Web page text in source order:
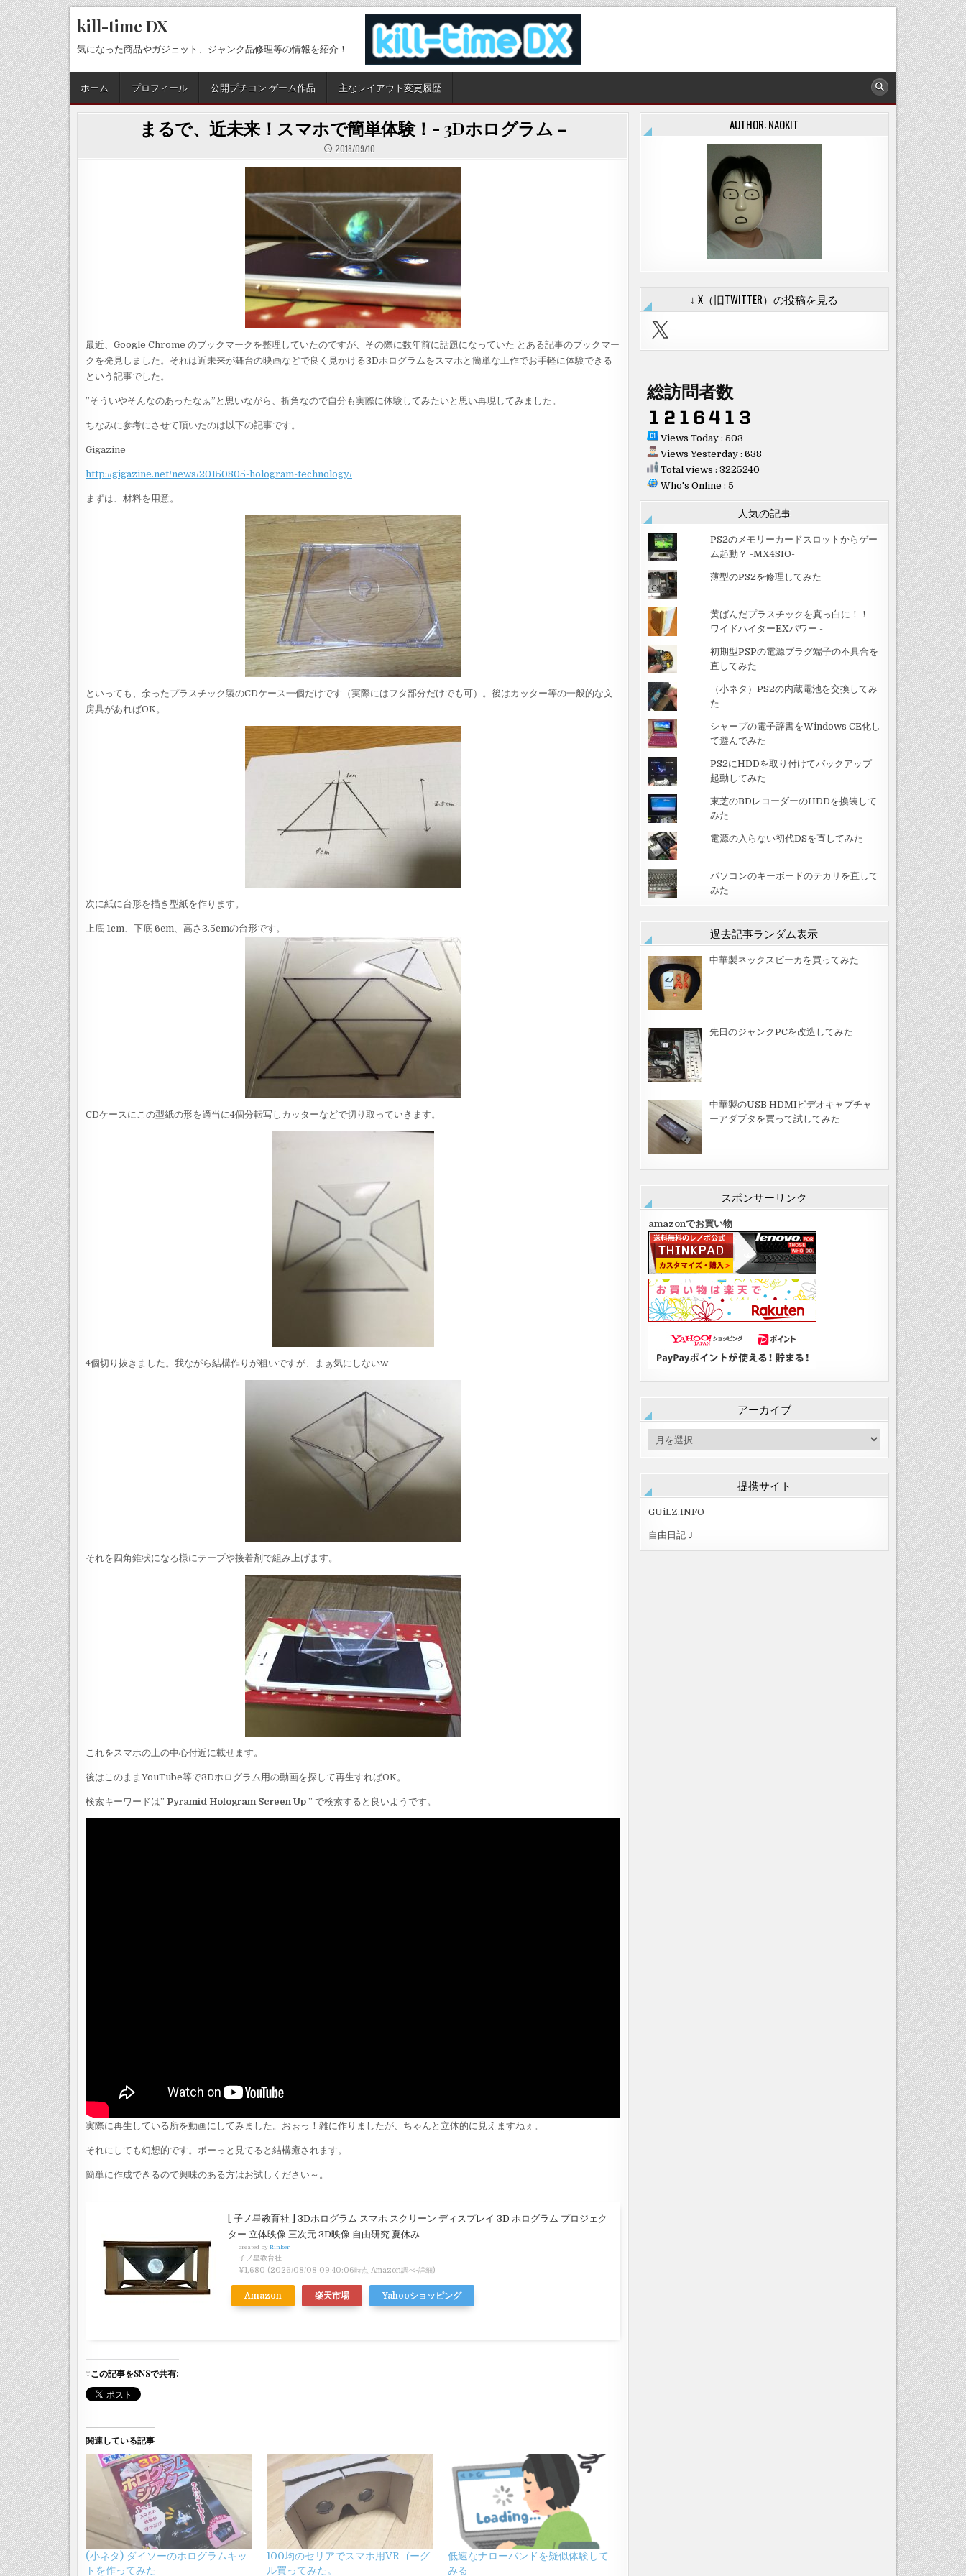
Skip
to
content
kill-time DX
気になった商品やガジェット、ジャンク品修理等の情報を紹介！
ホーム プロフィール 公開プチコン ゲーム作品 主なレイアウト変更履歴
まるで、近未来！スマホで簡単体験！- 3Dホログラム –
2018/09/10
最近、Google Chrome のブックマークを整理していたのですが、その際に数年前に話題になっていた とある記事のブックマー
クを発見しました。それは近未来が舞台の映画などで良く見かける3Dホログラムをスマホと簡単な工作でお手軽に体験できる
という記事でした。
”そういやそんなのあったなぁ”と思いながら、折角なので自分も実際に体験してみたいと思い再現してみました。
ちなみに参考にさせて頂いたのは以下の記事です。
Gigazine
http://gigazine.net/news/20150805-hologram-technology/
まずは、材料を用意。
といっても、余ったプラスチック製のCDケース一個だけです（実際にはフタ部分だけでも可）。後はカッター等の一般的な文
房具があればOK。
次に紙に台形を描き型紙を作ります。
上底 1cm、下底 6cm、高さ3.5cmの台形です。
CDケースにこの型紙の形を適当に4個分転写しカッターなどで切り取っていきます。
4個切り抜きました。我ながら結構作りが粗いですが、まぁ気にしないw
それを四角錐状になる様にテープや接着剤で組み上げます。
これをスマホの上の中心付近に載せます。
後はこのままYouTube等で3Dホログラム用の動画を探して再生すればOK。
検索キーワードは” Pyramid Hologram Screen Up ” で検索すると良いようです。
実際に再生している所を動画にしてみました。おぉっ！雑に作りましたが、ちゃんと立体的に見えますねぇ。
それにしても幻想的です。ボーっと見てると結構癒されます。
簡単に作成できるので興味のある方はお試しください～。
[ 子ノ星教育社 ] 3Dホログラム スマホ スクリーン ディスプレイ 3D ホログラム プロジェク
ター 立体映像 三次元 3D映像 自由研究 夏休み
created by Rinker
子ノ星教育社
¥1,680 (2026/08/08 09:40:06時点 Amazon調べ-詳細)
Amazon 楽天市場 Yahooショッピング
↓この記事をSNSで共有:
関連している記事
(小ネタ) ダイソーのホログラムキッ
トを作ってみた
100均のセリアでスマホ用VRゴーグ
ル買ってみた。
低速なナローバンドを疑似体験して
みる
AUTHOR: NAOKIT
↓ X（旧TWITTER）の投稿を見る
X
総訪問者数
Views Today : 503
Views Yesterday : 638
Total views : 3225240
Who's Online : 5
人気の記事
PS2のメモリーカードスロットからゲー
ム起動？ -MX4SIO-
薄型のPS2を修理してみた
黄ばんだプラスチックを真っ白に！！ -
ワイドハイターEXパワー -
初期型PSPの電源プラグ端子の不具合を
直してみた
（小ネタ）PS2の内蔵電池を交換してみ
た
シャープの電子辞書をWindows CE化し
て遊んでみた
PS2にHDDを取り付けてバックアップ
起動してみた
東芝のBDレコーダーのHDDを換装して
みた
電源の入らない初代DSを直してみた
パソコンのキーボードのテカリを直して
みた
過去記事ランダム表示
中華製ネックスピーカを買ってみた
先日のジャンクPCを改造してみた
中華製のUSB HDMIビデオキャプチャ
ーアダプタを買って試してみた
スポンサーリンク
amazonでお買い物
アーカイブ
ー
ブ
提携サイト
GUiLZ.INFO
自由日記Ｊ